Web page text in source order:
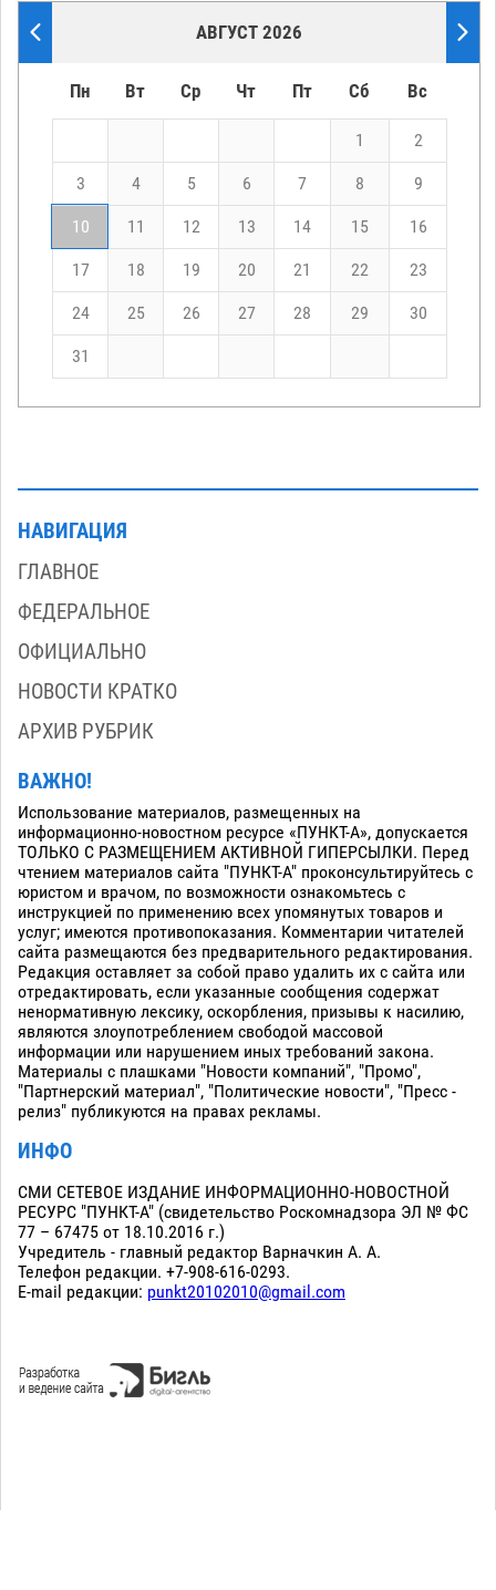
АВГУСТ 2026
Пн Вт Ср Чт Пт Сб Вс
1 2
3 4 5 6 7 8 9
10 11 12 13 14 15 16
17 18 19 20 21 22 23
24 25 26 27 28 29 30
31
НАВИГАЦИЯ
ГЛАВНОЕ
ФЕДЕРАЛЬНОЕ
ОФИЦИАЛЬНО
НОВОСТИ КРАТКО
АРХИВ РУБРИК
ВАЖНО!
Использование материалов, размещенных на
информационно-новостном ресурсе «ПУНКТ-А», допускается
ТОЛЬКО С РАЗМЕЩЕНИЕМ АКТИВНОЙ ГИПЕРСЫЛКИ. Перед
чтением материалов сайта "ПУНКТ-А" проконсультируйтесь с
юристом и врачом, по возможности ознакомьтесь с
инструкцией по применению всех упомянутых товаров и
услуг; имеются противопоказания. Комментарии читателей
сайта размещаются без предварительного редактирования.
Редакция оставляет за собой право удалить их с сайта или
отредактировать, если указанные сообщения содержат
ненормативную лексику, оскорбления, призывы к насилию,
являются злоупотреблением свободой массовой
информации или нарушением иных требований закона.
Материалы с плашками "Новости компаний", "Промо",
"Партнерский материал", "Политические новости", "Пресс -
релиз" публикуются на правах рекламы.
ИНФО
СМИ СЕТЕВОЕ ИЗДАНИЕ ИНФОРМАЦИОННО-НОВОСТНОЙ
РЕСУРС "ПУНКТ-А" (свидетельство Роскомнадзора ЭЛ № ФС
77 – 67475 от 18.10.2016 г.)
Учредитель - главный редактор Варначкин А. А.
Телефон редакции. +7-908-616-0293.
E-mail редакции: punkt20102010@gmail.com